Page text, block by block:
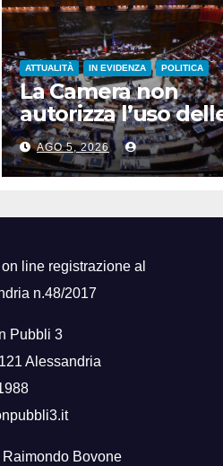
ATTUALITÀ IN EVIDENZA POLITICA
La Camera non
autorizza l’uso
chat di Delmastro,
voto a scrutinio
segreto
AGO 5, 2026
line registrazione al
n.48/2017
Pubbli 3
Alessandria
Bovone